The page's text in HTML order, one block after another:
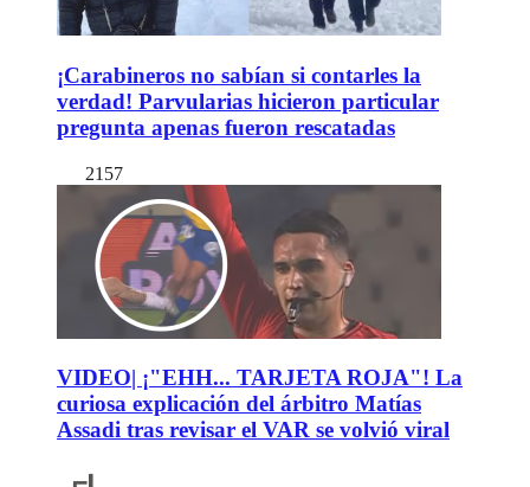
¡Carabineros no sabían si contarles la
verdad! Parvularias hicieron particular
pregunta apenas fueron rescatadas
2157
VIDEO| ¡"EHH... TARJETA ROJA"! La
curiosa explicación del árbitro Matías
Assadi tras revisar el VAR se volvió viral